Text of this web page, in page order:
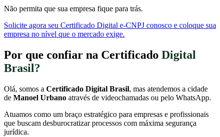
Não permita que sua empresa fique para trás.
Solicite agora seu Certificado Digital e-CNPJ conosco e coloque sua
empresa no nível que o mercado exige.
Por que confiar na Certificado Digital
Brasil?
Olá, somos a Certificado Digital Brasil, mas atendemos a cidade
de Manoel Urbano através de videochamadas ou pelo WhatsApp.
Atuamos como um braço estratégico para empresas e profissionais
que buscam desburocratizar processos com máxima segurança
jurídica.